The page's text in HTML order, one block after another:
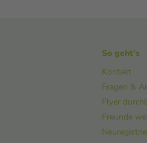
So geht's
Kontakt
Fragen &
Flyer
Freunde